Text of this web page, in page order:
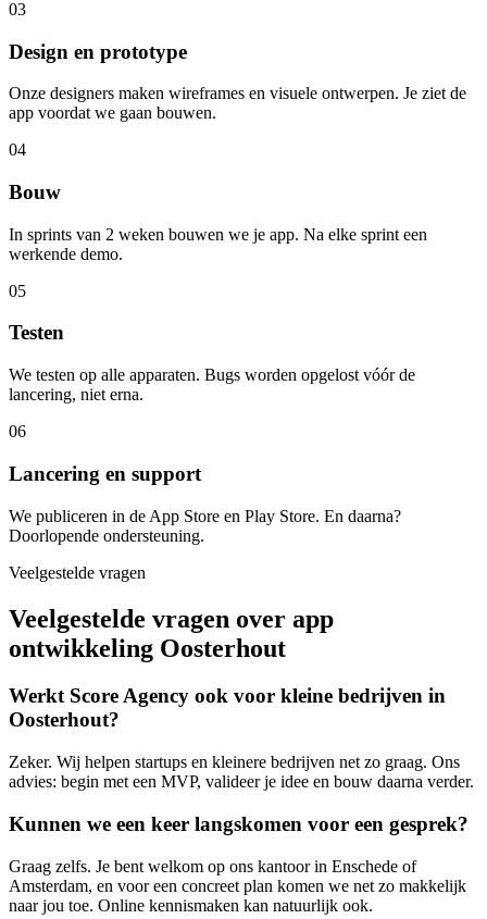
03
Design en prototype
Onze designers maken wireframes en visuele ontwerpen. Je ziet de
app voordat we gaan bouwen.
04
Bouw
In sprints van 2 weken bouwen we je app. Na elke sprint een
werkende demo.
05
Testen
We testen op alle apparaten. Bugs worden opgelost vóór de
lancering, niet erna.
06
Lancering en support
We publiceren in de App Store en Play Store. En daarna?
Doorlopende ondersteuning.
Veelgestelde vragen
Veelgestelde vragen over app
ontwikkeling Oosterhout
Werkt Score Agency ook voor kleine bedrijven in
Oosterhout?
Zeker. Wij helpen startups en kleinere bedrijven net zo graag. Ons
advies: begin met een MVP, valideer je idee en bouw daarna verder.
Kunnen we een keer langskomen voor een gesprek?
Graag zelfs. Je bent welkom op ons kantoor in Enschede of
Amsterdam, en voor een concreet plan komen we net zo makkelijk
naar jou toe. Online kennismaken kan natuurlijk ook.